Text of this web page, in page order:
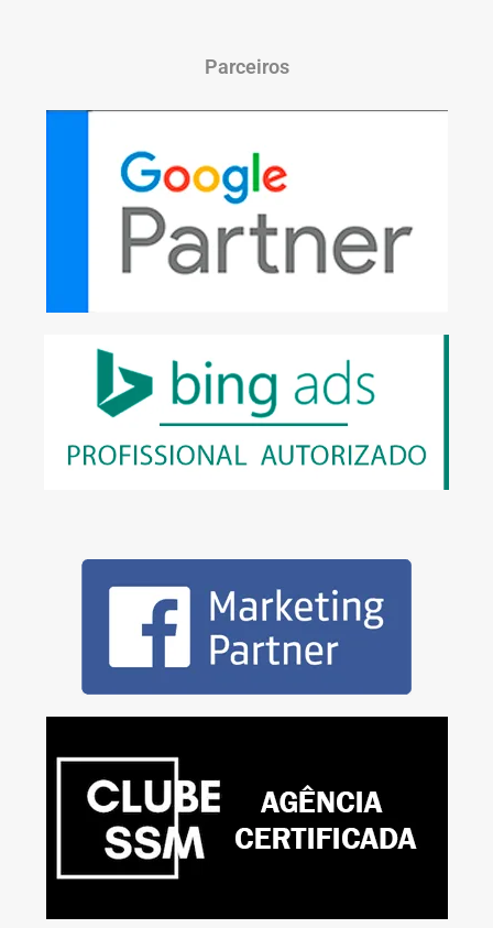
Parceiros